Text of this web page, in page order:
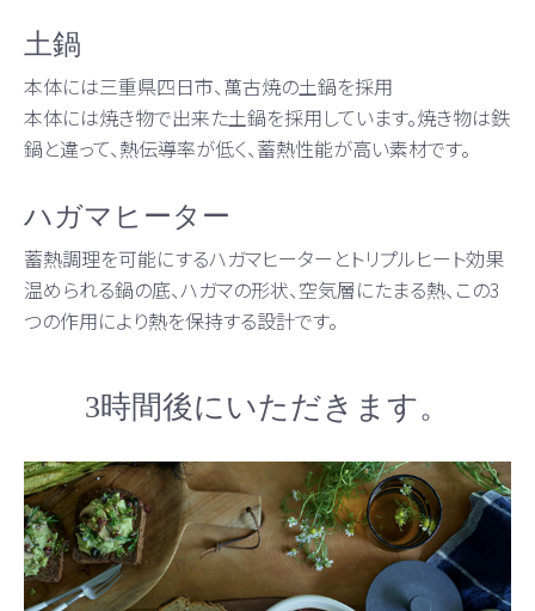
土鍋
本体には三重県四日市、萬古焼の土鍋を採用
本体には焼き物で出来た土鍋を採用しています。焼き物は鉄
鍋と違って、熱伝導率が低く、蓄熱性能が高い素材です。
ハガマヒーター
蓄熱調理を可能にするハガマヒーターとトリプルヒート効果
温められる鍋の底、ハガマの形状、空気層にたまる熱、この3
つの作用により熱を保持する設計です。
3時間後にいただきます。